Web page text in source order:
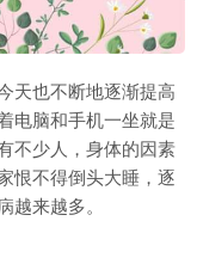
天也不断地逐渐提高
电脑和手机一坐就是
不少人，身体的因素
恨不得倒头大睡，逐
越来越多。